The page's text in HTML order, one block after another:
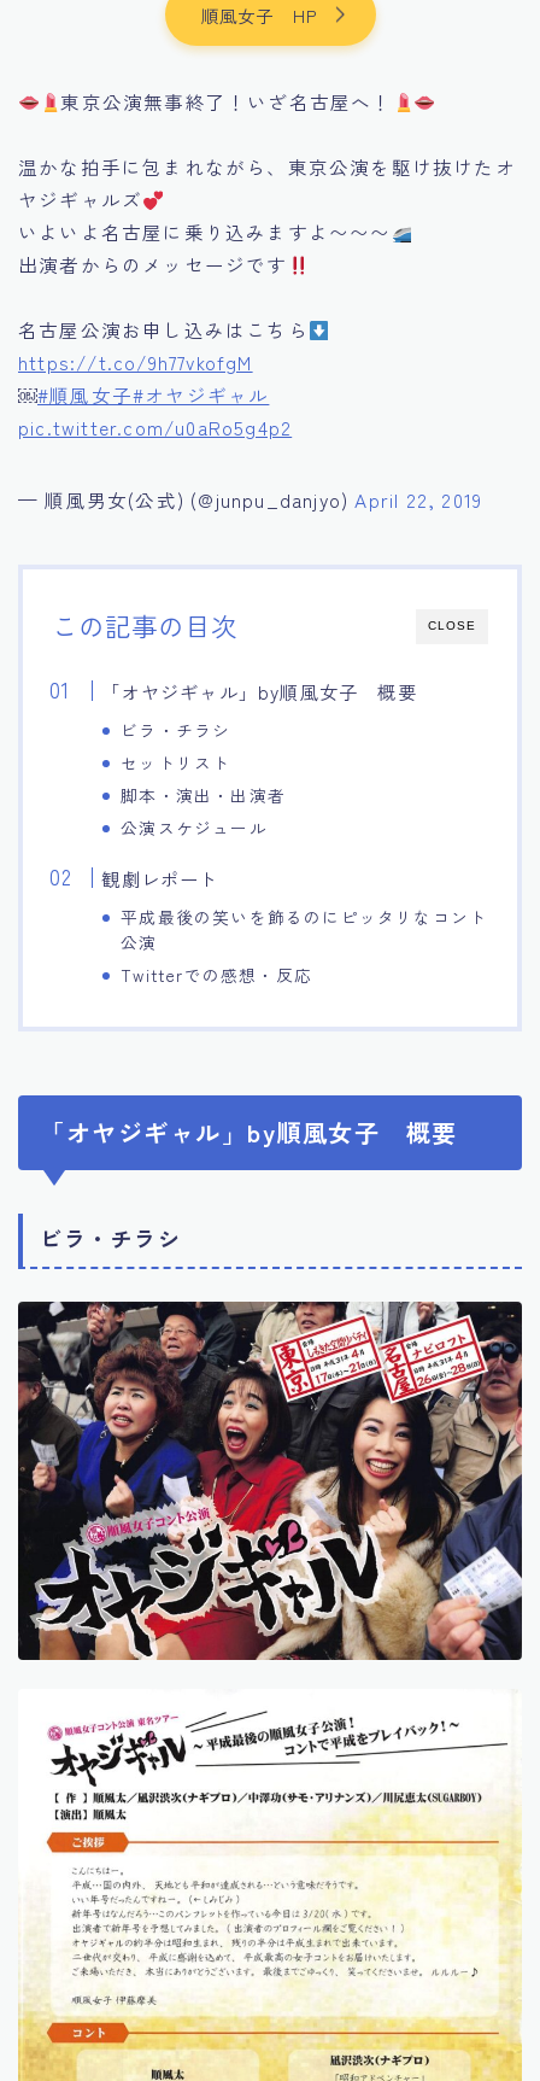
順風女子 HP
東京公演無事終了！いざ名古屋へ！
温かな拍手に包まれながら、東京公演を駆け抜けたオ
ヤジギャルズ
いよいよ名古屋に乗り込みますよ〜〜〜
出演者からのメッセージです
名古屋公演お申し込みはこちら
https://t.co/9h77vkofgM
￼#順風女子#オヤジギャル
pic.twitter.com/u0aRo5g4p2
— 順風男女(公式) (@junpu_danjyo) April 22, 2019
CLOSE
この記事の目次
「オヤジギャル」by順風女子 概要
ビラ・チラシ
セットリスト
脚本・演出・出演者
公演スケジュール
観劇レポート
平成最後の笑いを飾るのにピッタリなコント
公演
Twitterでの感想・反応
「オヤジギャル」by順風女子 概要
ビラ・チラシ